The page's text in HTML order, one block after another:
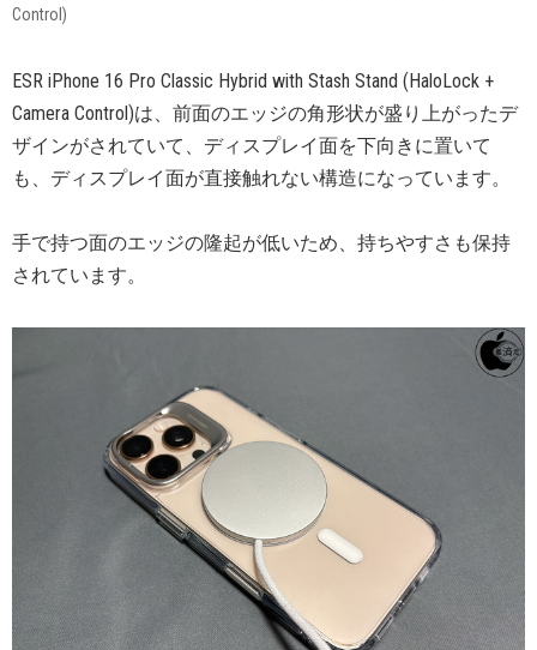
Control)
ESR iPhone 16 Pro Classic Hybrid with Stash Stand (HaloLock +
Camera Control)は、前面のエッジの角形状が盛り上がったデ
ザインがされていて、ディスプレイ面を下向きに置いて
も、ディスプレイ面が直接触れない構造になっています。
手で持つ面のエッジの隆起が低いため、持ちやすさも保持
されています。